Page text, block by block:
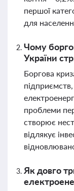
першої
для
Чому
України
Боргова
проблеми
створює
відлякує
Як довго